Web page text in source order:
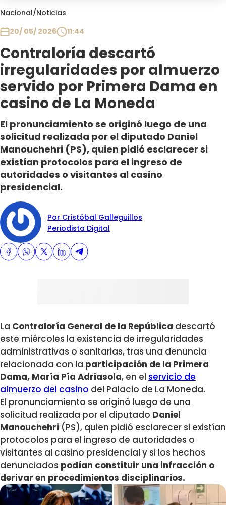
Nacional/Noticias
20/ 05/ 2026
11:44
Contraloría descartó
irregularidades por almuerzo
servido por Primera Dama en
casino de La Moneda
El pronunciamiento se originó luego de una
solicitud realizada por el diputado Daniel
Manouchehri (PS), quien pidió esclarecer si
existían protocolos para el ingreso de
autoridades o visitantes al casino
presidencial.
Por Cristóbal Galleguillos
Periodista Digital
La Contraloría General de la República descartó
este miércoles la existencia de irregularidades
administrativas o sanitarias, tras una denuncia
relacionada con la participación de la Primera
Dama, María Pía Adriasola, en el servicio de
almuerzo del casino del Palacio de La Moneda.
El pronunciamiento se originó luego de una
solicitud realizada por el diputado Daniel
Manouchehri (PS), quien pidió esclarecer si existían
protocolos para el ingreso de autoridades o
visitantes al casino presidencial y si los hechos
denunciados podían constituir una infracción o
derivar en procedimientos disciplinarios.
Club De La Comedia
Plan Perfecto
El Tiempo
Sabingo
Todos Los Programas